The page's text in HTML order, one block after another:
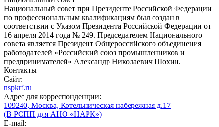
Национальный совет при Президенте Российской Федерации
по профессиональным квалификациям был создан в
соответствии с Указом Президента Российской Федерации от
16 апреля 2014 года № 249. Председателем Национального
совета является Президент Общероссийского объединения
работодателей «Российский союз промышленников и
предпринимателей» Александр Николаевич Шохин.
Контакты
Сайт:
nspkrf.ru
Адрес для корреспонденции:
109240, Москва, Котельническая набережная д.17
(В РСПП для АНО «НАРК»)
E-mail: